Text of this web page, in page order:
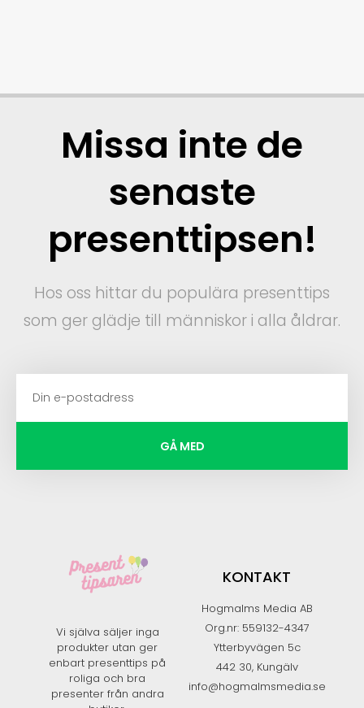
Missa inte de
senaste
presenttipsen!
Hos oss hittar du populära presenttips
som ger glädje till människor i alla åldrar.
GÅ MED
Vi själva säljer inga
produkter utan ger
enbart presenttips på
roliga och bra
presenter från andra
KONTAKT
Hogmalms Media AB
Org.nr: 559132-4347
Ytterbyvägen 5c
442 30, Kungälv
info@hogmalmsmedia.se